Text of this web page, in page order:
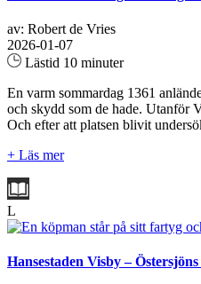
av: Robert de Vries
2026-01-07
Lästid 10 minuter
En varm sommardag 1361
och skydd som de hade. Utanför
Och efter att platsen blivit
+ Läs mer
L
Hansestaden Visby –